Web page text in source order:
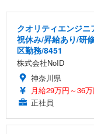
クオリティエンジ
祝休み/昇給あり/研
区勤務/8451
株式会社NoID
神奈川県
月給29万円～36
正社員